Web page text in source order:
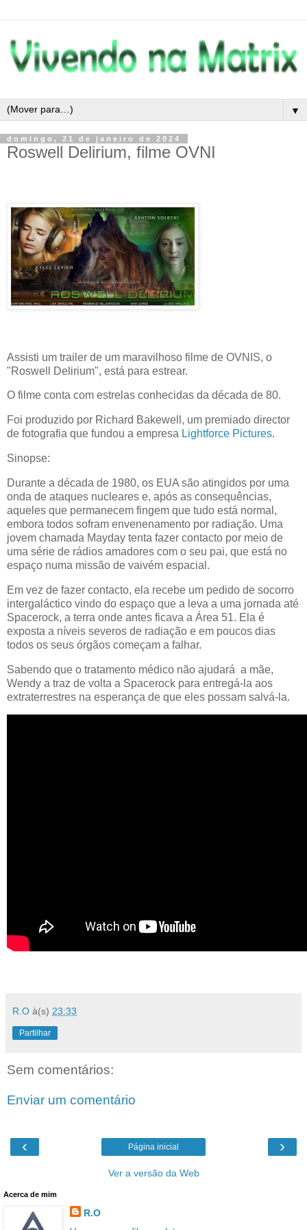
▼
domingo, 21 de janeiro de 2024
Roswell Delirium, filme OVNI
Assisti um trailer de um maravilhoso filme de OVNIS, o
"Roswell Delirium", está para estrear.
O filme conta com estrelas conhecidas da década de 80.
Foi produzido por Richard Bakewell, um premiado director
de fotografia que fundou a empresa Lightforce Pictures.
Sinopse:
Durante a década de 1980, os EUA são atingidos por uma
onda de ataques nucleares e, após as consequências,
aqueles que permanecem fingem que tudo está normal,
embora todos sofram envenenamento por radiação. Uma
jovem chamada Mayday tenta fazer contacto por meio de
uma série de rádios amadores com o seu pai, que está no
espaço numa missão de vaivém espacial.
Em vez de fazer contacto, ela recebe um pedido de socorro
intergaláctico vindo do espaço que a leva a uma jornada até
Spacerock, a terra onde antes ficava a Área 51. Ela é
exposta a níveis severos de radiação e em poucos dias
todos os seus órgãos começam a falhar.
Sabendo que o tratamento médico não ajudará a mãe,
Wendy a traz de volta a Spacerock para entregá-la aos
extraterrestres na esperança de que eles possam salvá-la.
R.O à(s) 23:33
Partilhar
Sem comentários:
Enviar um comentário
‹ ›
Página inicial
Ver a versão da Web
Acerca de mim
R.O